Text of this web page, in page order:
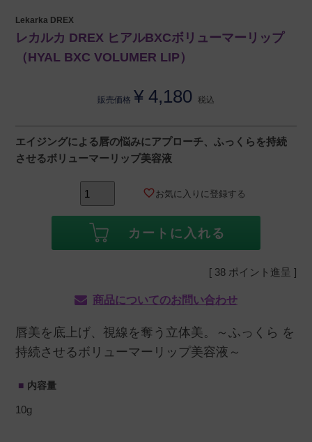
Lekarka DREX
レカルカ DREX ヒアルBXCボリューマーリップ
（HYAL BXC VOLUMER LIP）
販売価格 ¥ 4,180 税込
エイジングによる唇の悩みにアプローチ、ふっくらを持続
させるボリューマーリップ美容液
お気に入りに登録する
カートに入れる
[ 38 ポイント進呈 ]
商品についてのお問い合わせ
唇美を底上げ、視線を奪う立体美。～ふっくら を
持続させるボリューマーリップ美容液～
内容量
10g